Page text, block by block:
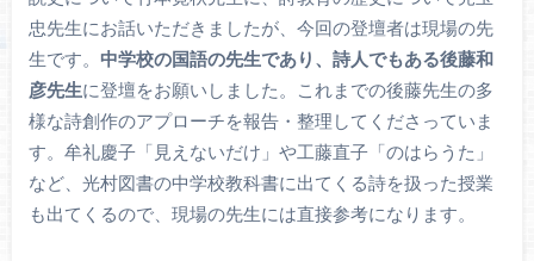
忠先生にお話いただきましたが、今回の登壇者は現場の先
生です。 中学校の国語の先生であり、詩人でもある後藤和
彦先生に登壇をお願いしました。これまでの後藤先生の多
様な詩創作のアプローチを報告・整理してくださっていま
す。牟礼慶子「見えないだけ」や工藤直子「のはらうた」
など、光村図書の中学校教科書に出てくる詩を扱った授業
も出てくるので、現場の先生には直接参考になります。